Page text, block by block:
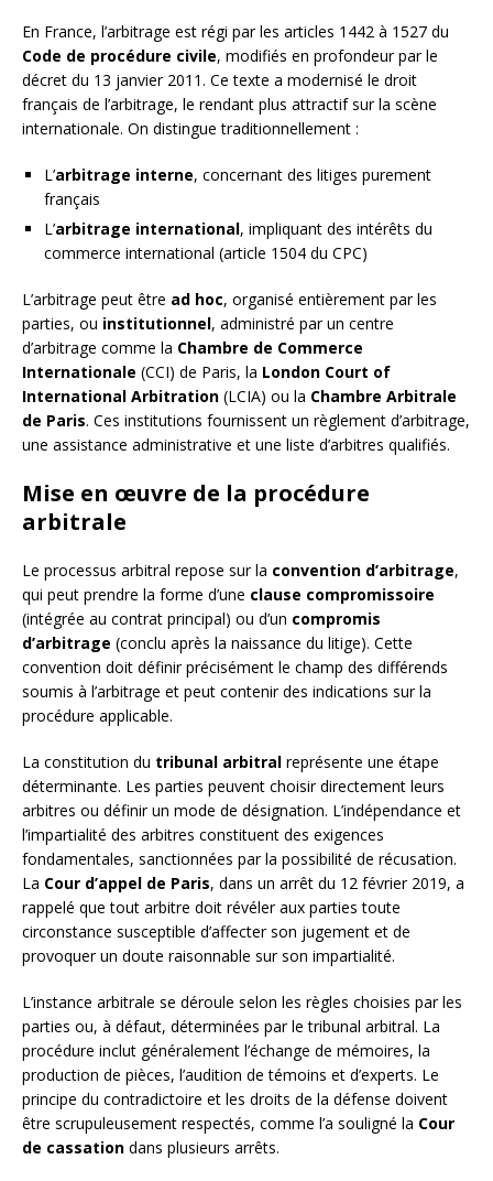
En France, l’arbitrage est régi par les articles 1442 à 1527 du
Code de procédure civile, modifiés en profondeur par le
décret du 13 janvier 2011. Ce texte a modernisé le droit
français de l’arbitrage, le rendant plus attractif sur la scène
internationale. On distingue traditionnellement :
L’arbitrage interne, concernant des litiges purement
français
L’arbitrage international, impliquant des intérêts du
commerce international (article 1504 du CPC)
L’arbitrage peut être ad hoc, organisé entièrement par les
parties, ou institutionnel, administré par un centre
d’arbitrage comme la Chambre de Commerce
Internationale (CCI) de Paris, la London Court of
International Arbitration (LCIA) ou la Chambre Arbitrale
de Paris. Ces institutions fournissent un règlement d’arbitrage,
une assistance administrative et une liste d’arbitres qualifiés.
Mise en œuvre de la procédure
arbitrale
Le processus arbitral repose sur la convention d’arbitrage,
qui peut prendre la forme d’une clause compromissoire
(intégrée au contrat principal) ou d’un compromis
d’arbitrage (conclu après la naissance du litige). Cette
convention doit définir précisément le champ des différends
soumis à l’arbitrage et peut contenir des indications sur la
procédure applicable.
La constitution du tribunal arbitral représente une étape
déterminante. Les parties peuvent choisir directement leurs
arbitres ou définir un mode de désignation. L’indépendance et
l’impartialité des arbitres constituent des exigences
fondamentales, sanctionnées par la possibilité de récusation.
La Cour d’appel de Paris, dans un arrêt du 12 février 2019, a
rappelé que tout arbitre doit révéler aux parties toute
circonstance susceptible d’affecter son jugement et de
provoquer un doute raisonnable sur son impartialité.
L’instance arbitrale se déroule selon les règles choisies par les
parties ou, à défaut, déterminées par le tribunal arbitral. La
procédure inclut généralement l’échange de mémoires, la
production de pièces, l’audition de témoins et d’experts. Le
principe du contradictoire et les droits de la défense doivent
être scrupuleusement respectés, comme l’a souligné la Cour
de cassation dans plusieurs arrêts.